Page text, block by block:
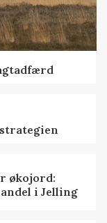
økojord:
i Jelling